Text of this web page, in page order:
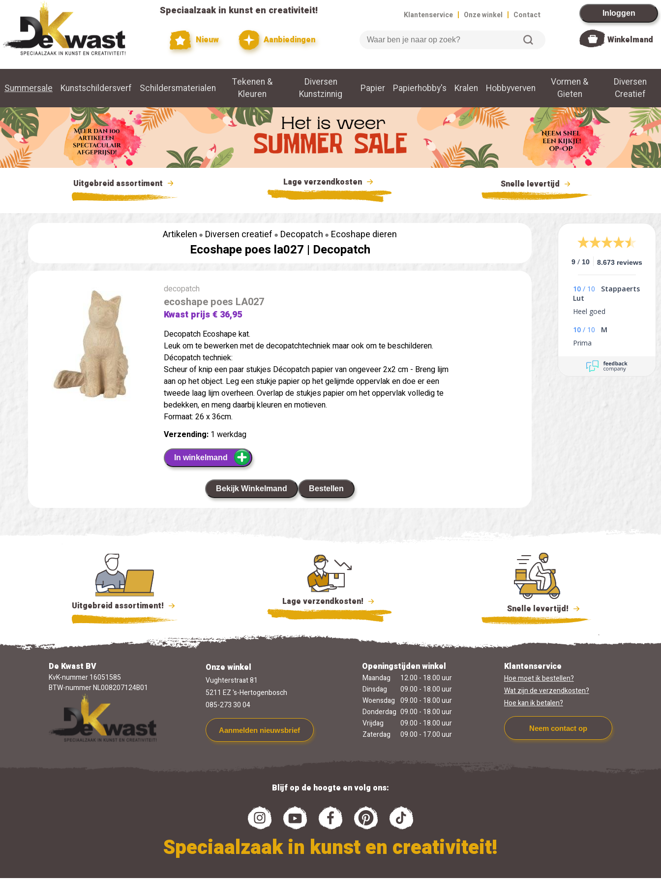
Speciaalzaak in kunst en creativiteit!
Nieuw Aanbiedingen
Klantenservice | Onze winkel | Contact
Zoeken
Inloggen
Winkelmand
Summersale Kunstschildersverf Schildersmaterialen
Tekenen &
Kleuren
Diversen
Kunstzinnig
Papier Papierhobby's Kralen Hobbyverven
Vormen &
Gieten
Diversen
Creatief
Uitgebreid assortiment Lage verzendkosten Snelle levertijd
9 / 10 8.673 reviews
10 / 10
Stappaerts
Lut
Heel goed
10 / 10
M
Prima
Artikelen Diversen creatief Decopatch Ecoshape dieren
Ecoshape poes la027 | Decopatch
decopatch
ecoshape poes LA027
Kwast prijs € 36,95
Decopatch Ecoshape kat.
Leuk om te bewerken met de decopatchtechniek maar ook om te beschilderen.
Décopatch techniek:
Scheur of knip een paar stukjes Décopatch papier van ongeveer 2x2 cm - Breng lijm
aan op het object. Leg een stukje papier op het gelijmde oppervlak en doe er een
tweede laag lijm overheen. Overlap de stukjes papier om het oppervlak volledig te
bedekken, en meng daarbij kleuren en motieven.
Formaat: 26 x 36cm.
Verzending: 1 werkdag
In winkelmand
Bekijk Winkelmand Bestellen
Uitgebreid assortiment! Lage verzendkosten!
Snelle levertijd!
De Kwast BV
KvK-nummer 16051585
BTW-nummer NL008207124B01
Onze winkel
Vughterstraat 81
5211 EZ 's-Hertogenbosch
085-273 30 04
Aanmelden nieuwsbrief
Openingstijden winkel
Maandag
12.00 - 18.00 uur
Dinsdag
09.00 - 18.00 uur
Woensdag 09.00 - 18.00 uur
Donderdag 09.00 - 18.00 uur
Vrijdag
09.00 - 18.00 uur
Zaterdag
09.00 - 17.00 uur
Klantenservice
Hoe moet ik bestellen?
Wat zijn de verzendkosten?
Hoe kan ik betalen?
Neem contact op
Blijf op de hoogte en volg ons:
Speciaalzaak in kunst en creativiteit!